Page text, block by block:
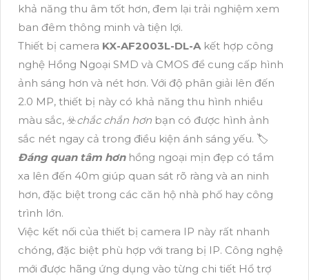
khả năng thu âm tốt hơn, đem lại trải nghiệm xem
ban đêm thông minh và tiện lợi.
Thiết bị camera KX-AF2003L-DL-A kết hợp công
nghệ Hồng Ngoại SMD và CMOS để cung cấp hình
ảnh sáng hơn và nét hơn. Với độ phân giải lên đến
2.0 MP, thiết bị này có khả năng thu hình nhiều
màu sắc, ☣️chắc chắn hơn bạn có được hình ảnh
sắc nét ngay cả trong điều kiện ánh sáng yếu. 🏷
Đáng quan tâm hơn hồng ngoại mịn đẹp có tầm
xa lên đến 40m giúp quan sát rõ ràng và an ninh
hơn, đặc biệt trong các căn hộ nhà phố hay công
trình lớn.
Việc kết nối của thiết bị camera IP này rất nhanh
chóng, đặc biệt phù hợp với trang bị IP. Công nghệ
mới được hãng ứng dụng vào từng chi tiết Hổ trợ